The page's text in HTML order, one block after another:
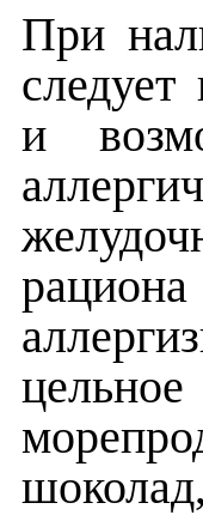
При
следует
и